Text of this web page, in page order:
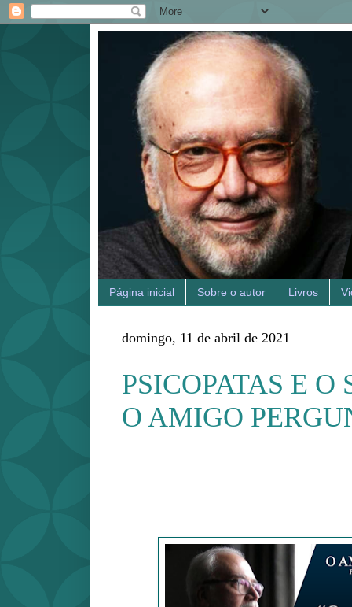
Página inicial Sobre o autor Livros
domingo, 11 de abril de 2021
PSICOPATAS E O
O AMIGO